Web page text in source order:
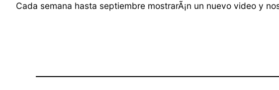
Cada semana hasta septiembre mostrarÃ¡n un nuevo video y